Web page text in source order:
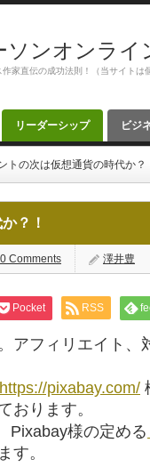
ソンオンライ
家直伝の成功法則！（当サイト
リーダーシップ ビジ
トの次は仮想通貨の時代か？
？！
0 Comments 澤井豊
Pocket RSS
アフィリエイト、
https://pixabay.com/
おります。
Pixabay様の定める
す。